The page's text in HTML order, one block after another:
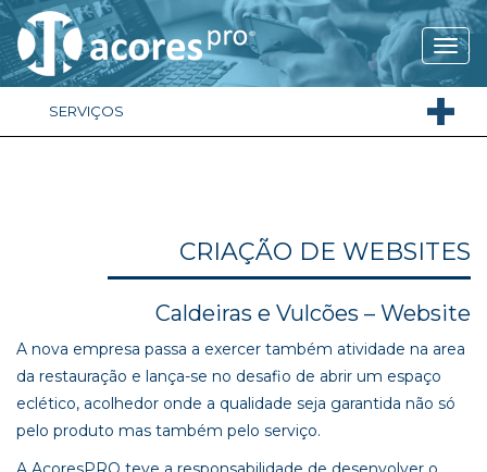
SERVIÇOS
CRIAÇÃO DE WEBSITES
Caldeiras e Vulcões – Website
A nova empresa passa a exercer também atividade na area
da restauração e lança-se no desafio de abrir um espaço
eclético, acolhedor onde a qualidade seja garantida não só
pelo produto mas também pelo serviço.